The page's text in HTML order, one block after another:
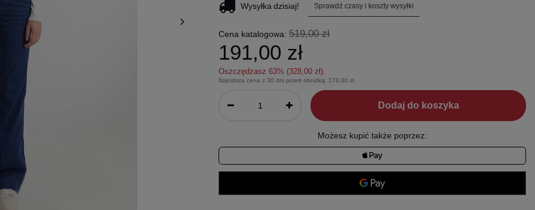
Wysyłkadzisiaj! Sprawdź czasy i koszty wysyłki
Cena katalogowa: 519,00 zł
191,00 zł
Oszczędzasz 63% (328,00 zł).
Najniższa cena z 30 dni przed obniżką: 178,00 zł
Dodaj do koszyka
Możesz kupić także poprzez: